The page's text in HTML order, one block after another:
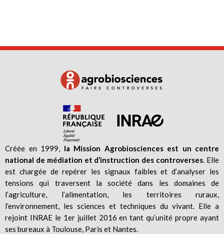
Créée en 1999, la Mission Agrobiosciences est un centre
national de médiation et d’instruction des controverses. Elle
est chargée de repérer les signaux faibles et d’analyser les
tensions qui traversent la société dans les domaines de
l’agriculture, l’alimentation, les territoires ruraux,
l’environnement, les sciences et techniques du vivant. Elle a
rejoint INRAE le 1er juillet 2016 en tant qu’unité propre ayant
ses bureaux à Toulouse, Paris et Nantes.